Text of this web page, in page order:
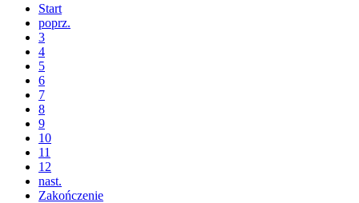
Start
poprz.
3
4
5
6
7
8
9
10
11
12
nast.
Zakończenie